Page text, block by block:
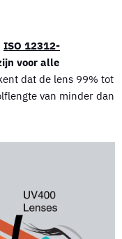
ISO 12312-
voor alle
dat de lens 99% tot
van minder dan